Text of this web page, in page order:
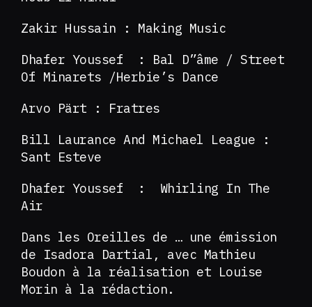
Zakir Hussain : Making Music
Dhafer Youssef : Bal D”âme / Street
Of Minarets /Herbie’s Dance
Arvo Pärt : Fratres
Bill Laurance And Michael League :
Sant Esteve
Dhafer Youssef : Whirling In The
Air
Dans les Oreilles de … une émission
de Isadora Dartial, avec Mathieu
Boudon à la réalisation et Louise
Morin à la rédaction.